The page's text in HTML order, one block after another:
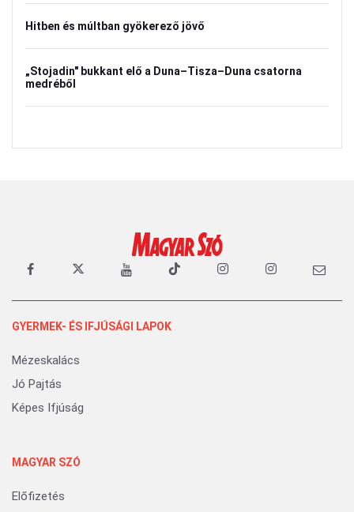
Hitben és múltban gyökerező jövő
„Stojadin" bukkant elő a Duna–Tisza–Duna csatorna
medréből
GYERMEK- ÉS IFJÚSÁGI LAPOK
Mézeskalács
Jó Pajtás
Képes Ifjúság
MAGYAR SZÓ
Előfizetés